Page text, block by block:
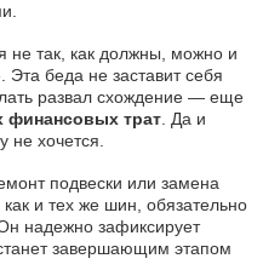
не так, как должны, можно и
беда не заставит себя
развал схождение — еще
финансовых трат . Да и
не хочется.
подвески или замена
и тех же шин, обязательно
надежно зафиксирует
завершающим этапом